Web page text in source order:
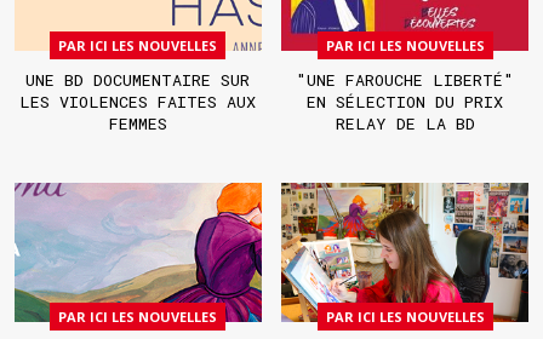
PAR ICI LES NOUVELLES
UNE BD DOCUMENTAIRE SUR
LES VIOLENCES FAITES AUX
FEMMES
PAR ICI LES NOUVELLES
"UNE FAROUCHE LIBERTÉ"
EN SÉLECTION DU PRIX
RELAY DE LA BD
PAR ICI LES NOUVELLES PAR ICI LES NOUVELLES